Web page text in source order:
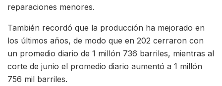
reparaciones menores.
También recordó que la producción ha mejorado en
los últimos años, de modo que en 202 cerraron con
un promedio diario de 1 millón 736 barriles, mientras al
corte de junio el promedio diario aumentó a 1 millón
756 mil barriles.